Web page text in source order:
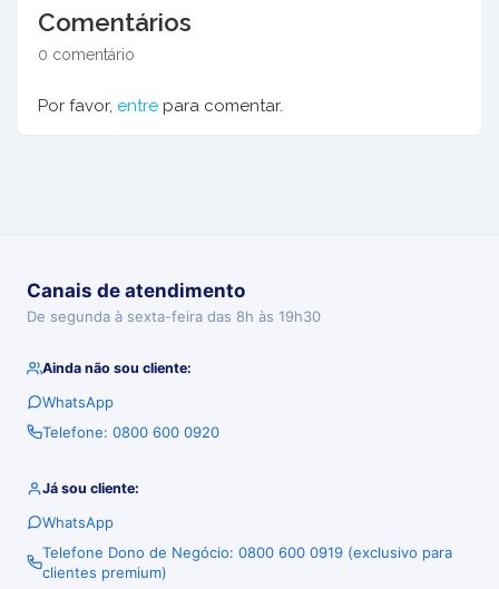
Comentários
0 comentário
Por favor, entre para comentar.
Canais de atendimento
De segunda à sexta-feira das 8h às 19h30
Ainda não sou cliente:
WhatsApp
Telefone: 0800 600 0920
Já sou cliente:
WhatsApp
Telefone Dono de Negócio: 0800 600 0919 (exclusivo para
clientes premium)